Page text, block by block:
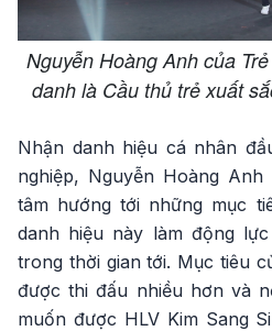
Nguyễn Hoàng Anh của
danh là Cầu thủ trẻ xuất
Nhận danh hiệu cá nhân
nghiệp, Nguyễn Hoàng
tâm hướng tới những mục
danh hiệu này làm động
trong thời gian tới. Mục tiêu
được thi đấu nhiều hơn và
muốn được HLV Kim Sang